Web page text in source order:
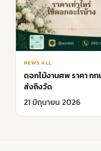
NEWS ALL
ดอกไม้งานศพ ราคา ก
ส่งถึงวัด
21 มิถุนายน 2026